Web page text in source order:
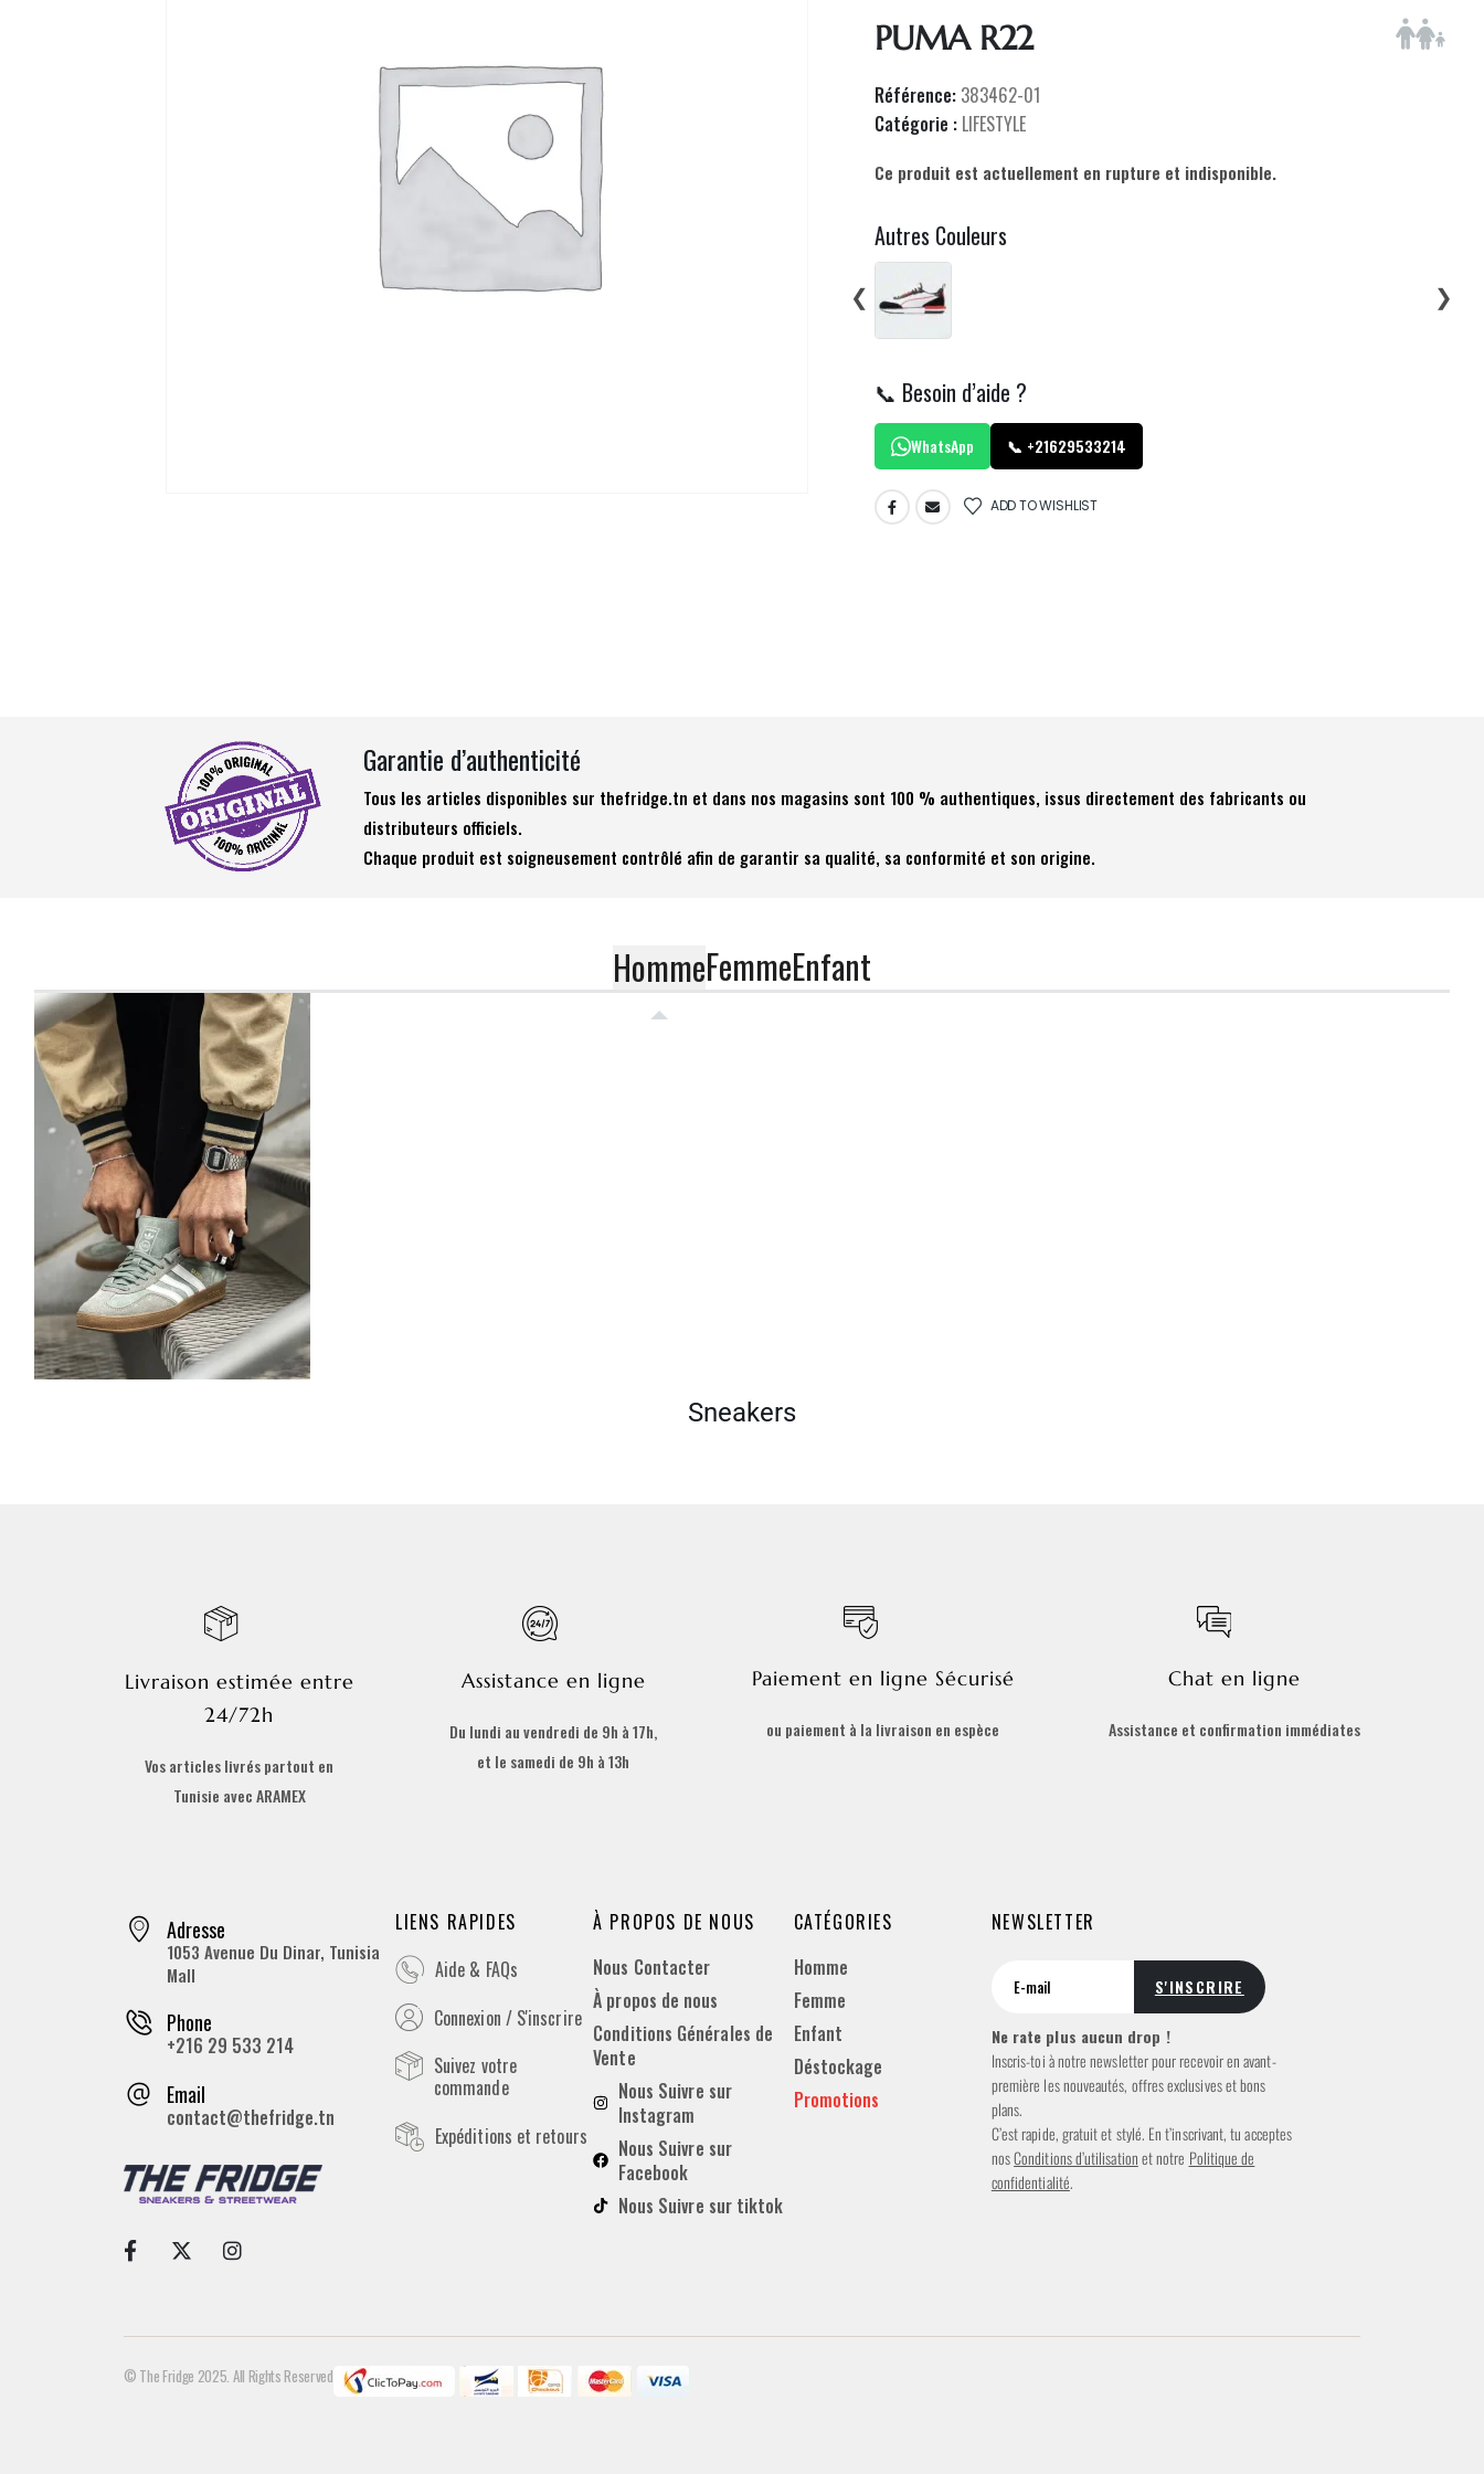
PUMA R22
Référence: 383462-01
Catégorie : LIFESTYLE
Ce produit est actuellement en rupture et indisponible.
Autres Couleurs
❮
❯
📞 Besoin d’aide ?
WhatsApp 📞 +21629533214
ADD TO WISHLIST
Garantie d’authenticité
Tous les articles disponibles sur thefridge.tn et dans nos magasins sont 100 % authentiques, issus directement des fabricants ou
distributeurs officiels.
Chaque produit est soigneusement contrôlé afin de garantir sa qualité, sa conformité et son origine.
HommeFemmeEnfant
Sneakers
Livraison estimée entre
24/72h
Vos articles livrés partout en
Tunisie avec ARAMEX
Assistance en ligne
Du lundi au vendredi de 9h à 17h,
et le samedi de 9h à 13h
Paiement en ligne Sécurisé
ou paiement à la livraison en espèce
Chat en ligne
Assistance et confirmation immédiates
Adresse
1053 Avenue Du Dinar, Tunisia
Mall
Phone
+216 29 533 214
Email
contact@thefridge.tn
LIENS RAPIDES
Aide & FAQs
Connexion / S'inscrire
Suivez votre
commande
Expéditions et retours
À PROPOS DE NOUS
Nous Contacter
À propos de nous
Conditions Générales de
Vente
Nous Suivre sur
Instagram
Nous Suivre sur
Facebook
Nous Suivre sur tiktok
CATÉGORIES
Homme
Femme
Enfant
Déstockage
Promotions
NEWSLETTER
Ne rate plus aucun drop !
Inscris-toi à notre newsletter pour recevoir en avant-
première les nouveautés, offres exclusives et bons
plans.
C’est rapide, gratuit et stylé. En t’inscrivant, tu acceptes
nosConditions d’utilisationet notre Politique de
confidentialité.
© The Fridge 2025. All Rights Reserved